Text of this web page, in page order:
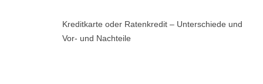
Kreditkarte oder Ratenkredit – Unterschiede und
Vor- und Nachteile